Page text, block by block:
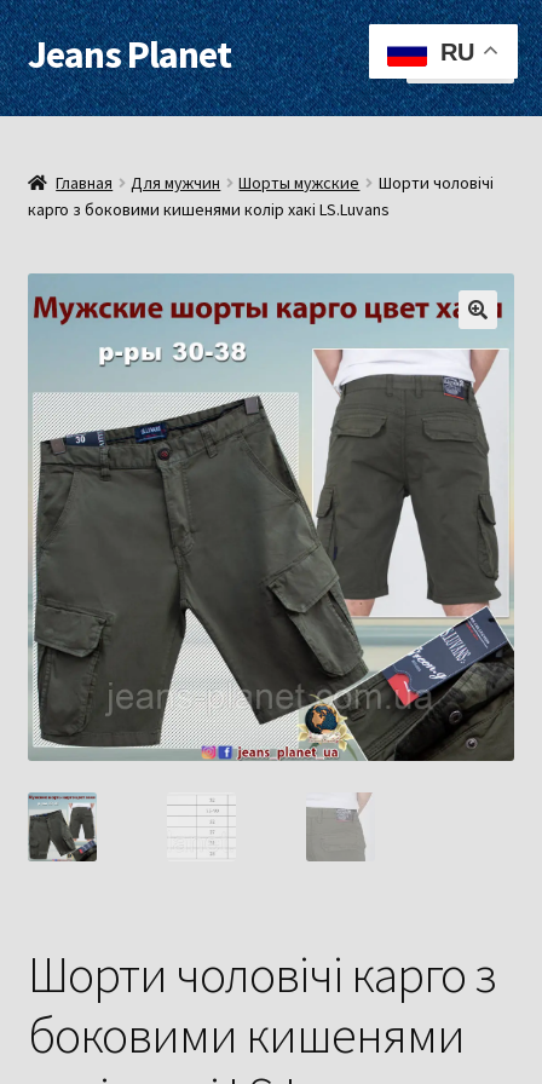
Перейти
к
навигации
Перейти
к
содержимому
Jeans Planet Меню
Для женщин
Для мужчин
Оплата, доставка
Контакты
Примерочная
Главная Для мужчин Шорты мужские
Шорти чоловічі
карго з боковими кишенями колір хакі LS.Luvans
Шорти чоловічі карго з
боковими кишенями
RU